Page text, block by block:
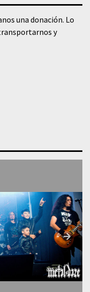
una donación. Lo
y